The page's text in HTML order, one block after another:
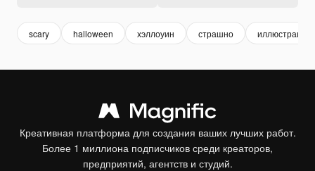
scary halloween хэллоуин страшно иллюстрация
Креативная платформа для создания ваших лучших работ.
Более 1 миллиона подписчиков среди креаторов,
предприятий, агентств и студий.